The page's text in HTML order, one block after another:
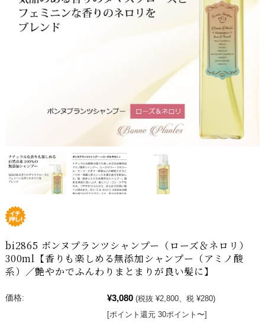
bi2865 ボンヌプランツシャンプー（ローズ＆ネロリ）
300ml【香りも楽しめる無添加シャンプー（アミノ酸
系）／艶やかでふんわりまとまりが良い髪に】
価格: ¥3,080 (税抜 ¥2,800、税 ¥280)
[ポイント還元 30ポイント〜]